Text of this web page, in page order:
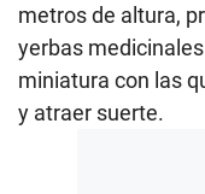
metros de altura,
yerbas
miniatura con las
y atraer suerte.